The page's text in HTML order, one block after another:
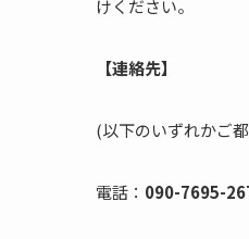
けください。
【連絡先】
(以下のいずれかご
電話： 090-7695-